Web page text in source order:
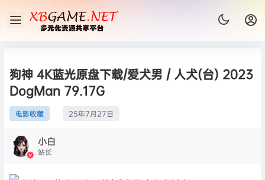
狗神 4K蓝光原盘下载/爱犬男 / 人犬(台) 2023
DogMan 79.17G
电影收藏 25年7月27日
小白
站长